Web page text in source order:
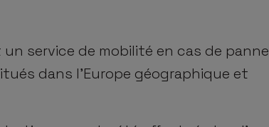
service de mobilité en cas de panne
dans l’Europe géographique et